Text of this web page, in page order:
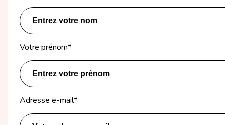
Votre prénom*
Adresse e-mail*